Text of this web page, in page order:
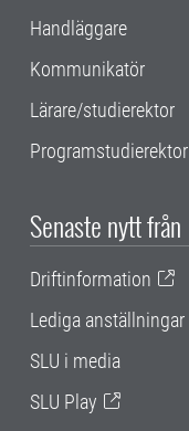
Handläggare
Kommunikatör
Lärare/studierektor
Programstudierektor
Senaste nytt från
Driftinformation
Lediga anställningar
SLU i media
SLU Play